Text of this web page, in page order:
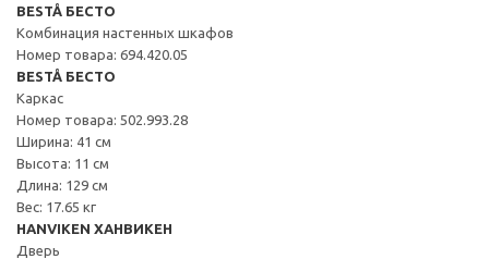
BESTÅ БЕСТО
Комбинация настенных шкафов
Номер товара: 694.420.05
BESTÅ БЕСТО
Каркас
Номер товара: 502.993.28
Ширина: 41 см
Высота: 11 см
Длина: 129 см
Вес: 17.65 кг
HANVIKEN ХАНВИКЕН
Дверь